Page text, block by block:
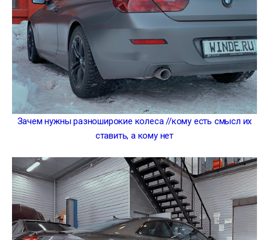
Зачем нужны разноширокие колеса //кому есть смысл их
ставить, а кому нет